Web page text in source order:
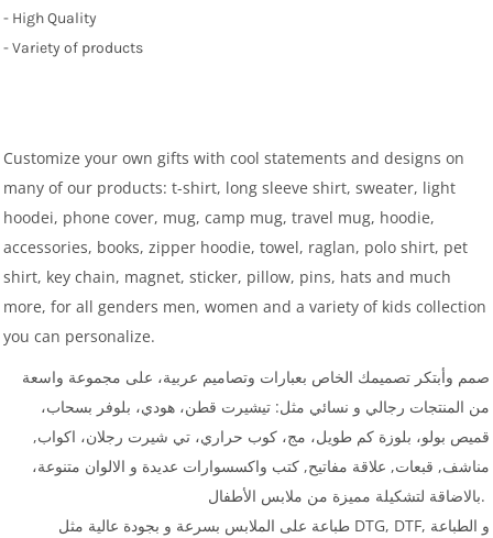
- High Quality
- Variety of products
Customize your own gifts with cool statements and designs on
many of our products: t-shirt, long sleeve shirt, sweater, light
hoodei, phone cover, mug, camp mug, travel mug, hoodie,
accessories, books, zipper hoodie, towel, raglan, polo shirt, pet
shirt, key chain, magnet, sticker, pillow, pins, hats and much
more, for all genders men, women and a variety of kids collection
you can personalize.
صمم وأبتكر تصميمك الخاص بعبارات وتصاميم عربية، على مجموعة واسعة
من المنتجات رجالي و نسائي مثل: تيشيرت قطن، هودي، بلوفر بسحاب،
قميص بولو، بلوزة كم طويل، مج، كوب حراري، تي شيرت رجلان، اكواب,
مناشف, قبعات, علاقة مفاتيح, كتب واكسسوارات عديدة و الالوان متنوعة،
بالاضاقة لتشكيلة مميزة من ملابس الأطفال.
طباعة على الملابس بسرعة و بجودة عالية مثل DTG, DTF, و الطباعة